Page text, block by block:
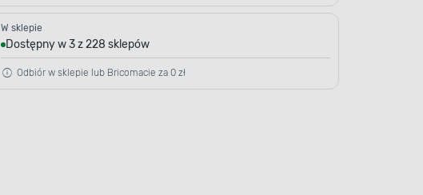
W sklepie
Dostępny w 3 z 228 sklepów
Odbiór w sklepie lub Bricomacie za 0 zł